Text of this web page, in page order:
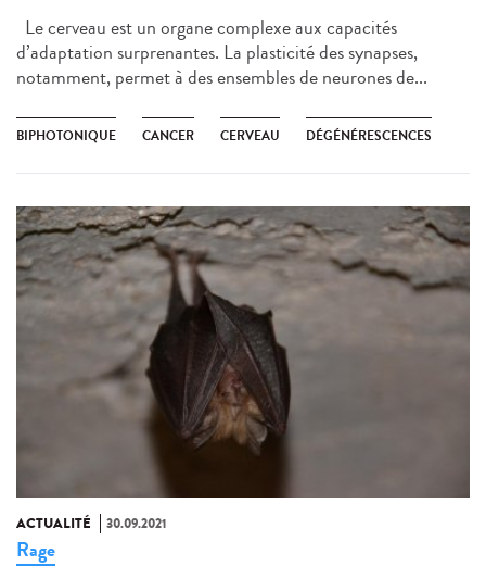
Le cerveau est un organe complexe aux capacités
d’adaptation surprenantes. La plasticité des synapses,
notamment, permet à des ensembles de neurones de...
BIPHOTONIQUE CANCER CERVEAU DÉGÉNÉRESCENCES
ACTUALITÉ 30.09.2021
Rage